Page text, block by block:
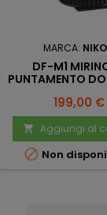
MARCA:
DF-M1
PUNTAMENTO
Prezzo
199,00 €
 Aggiungi al
 Non